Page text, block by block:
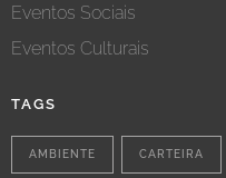
Eventos Sociais
Eventos Culturais
TAGS
AMBIENTE CARTEIRA